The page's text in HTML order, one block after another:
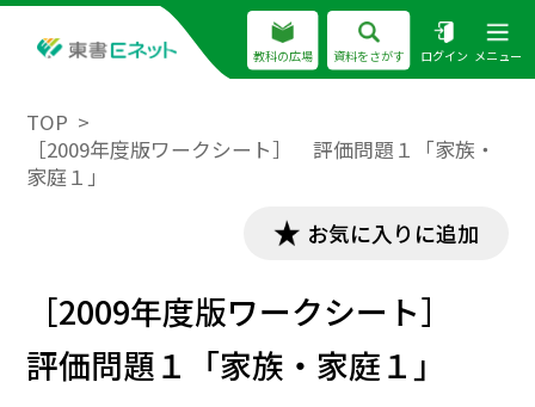
教科の広場 資料をさがす ログイン メニュー
TOP
［2009年度版ワークシート］ 評価問題１「家族・
家庭１」
お気に入りに追加
［2009年度版ワークシート］
評価問題１「家族・家庭１」